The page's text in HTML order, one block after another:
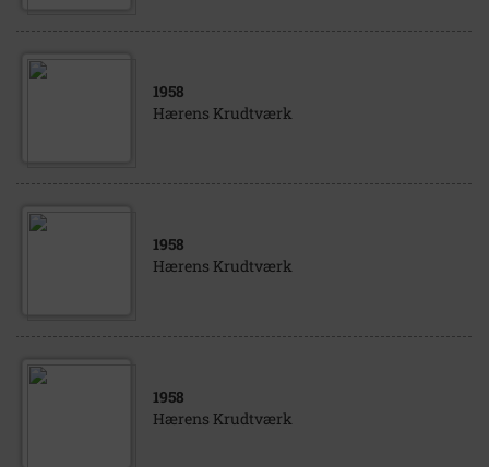
1958
Hærens Krudtværk
1958
Hærens Krudtværk
1958
Hærens Krudtværk